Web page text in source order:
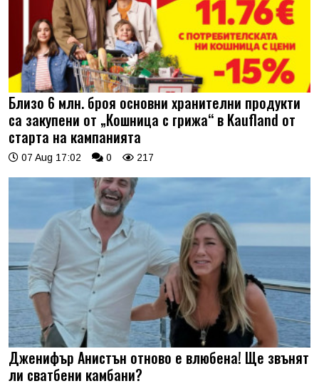
Близо 6 млн. броя основни хранителни продукти
са закупени от „Кошница с грижа“ в Kaufland от
старта на кампанията
07 Aug 17:02 0 217
Дженифър Анистън отново е влюбена! Ще звънят
ли сватбени камбани?